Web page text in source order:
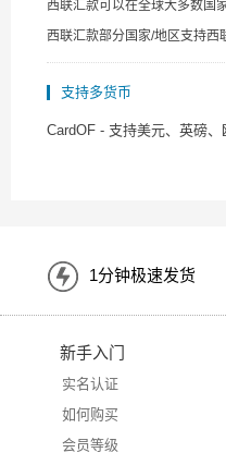
西联汇款可以在全球大多数国
西联汇款部分国家/地区支持
支持多货币
CardOF - 支持美元、英磅
1分钟极速发货
新手入门
实名认证
如何购买
会员等级